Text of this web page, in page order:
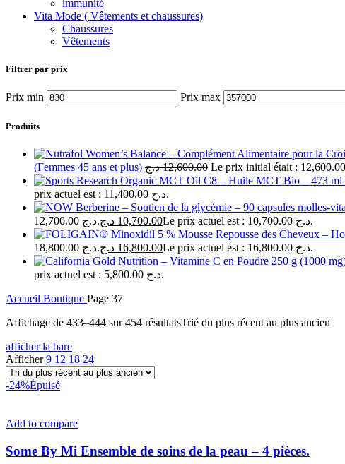
immunité
Vita Mode ( Vêtements et chaussures)
Chaussures
Vêtements
Filtrer par prix
Prix min Prix max
Produits
(Femmes 45 ans et plus)
12,600.00 د.ج
prix actuel est : 11,400.00 د.ج.
12,700.00 د.ج.
10,700.00 د.ج
Le prix actuel est : 10,700.00 د.ج.
18,800.00 د.ج.
16,800.00 د.ج
Le prix actuel est : 16,800.00 د.ج.
prix actuel est : 5,800.00 د.ج.
Accueil Boutique Page 37
Affichage de 433–444 sur 454 résultatsTrié du plus récent au plus ancien
afficher la bare
Afficher9 12 18 24
-24%Épuisé
Add to compare
Some By Mi Ensemble de soins de la peau – 4 pièces.